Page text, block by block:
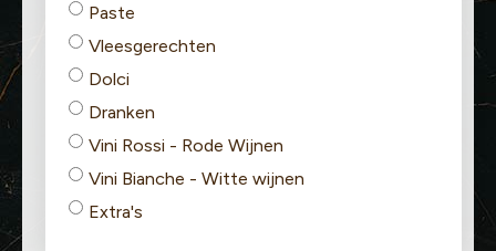
Paste
Vleesgerechten
Dolci
Dranken
Vini Rossi - Rode Wijnen
Vini Bianche - Witte wijnen
Extra's